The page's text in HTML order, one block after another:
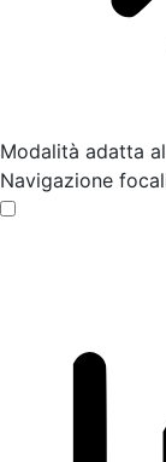
Modalità adatta
Navigazione